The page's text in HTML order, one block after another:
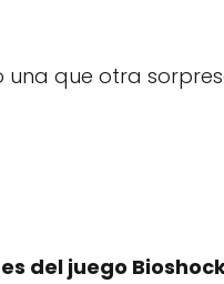
una que otra
del juego